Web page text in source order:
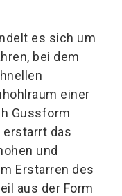
es sich um
bei dem
einer
Gussform
erstarrt das
und
Erstarren des
aus der Form